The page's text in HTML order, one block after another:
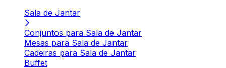
Sala de Jantar
Conjuntos para Sala de Jantar
Mesas para Sala de Jantar
Cadeiras para Sala de Jantar
Buffet